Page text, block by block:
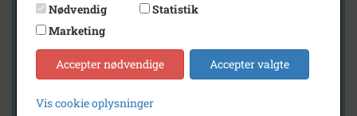
Generelt
Nødvendig
Statistik
Marketing
Accepter nødvendige Accepter valgte
Vis cookie oplysninger